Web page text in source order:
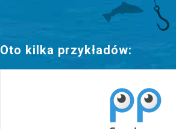
Oto kilka przykładów: